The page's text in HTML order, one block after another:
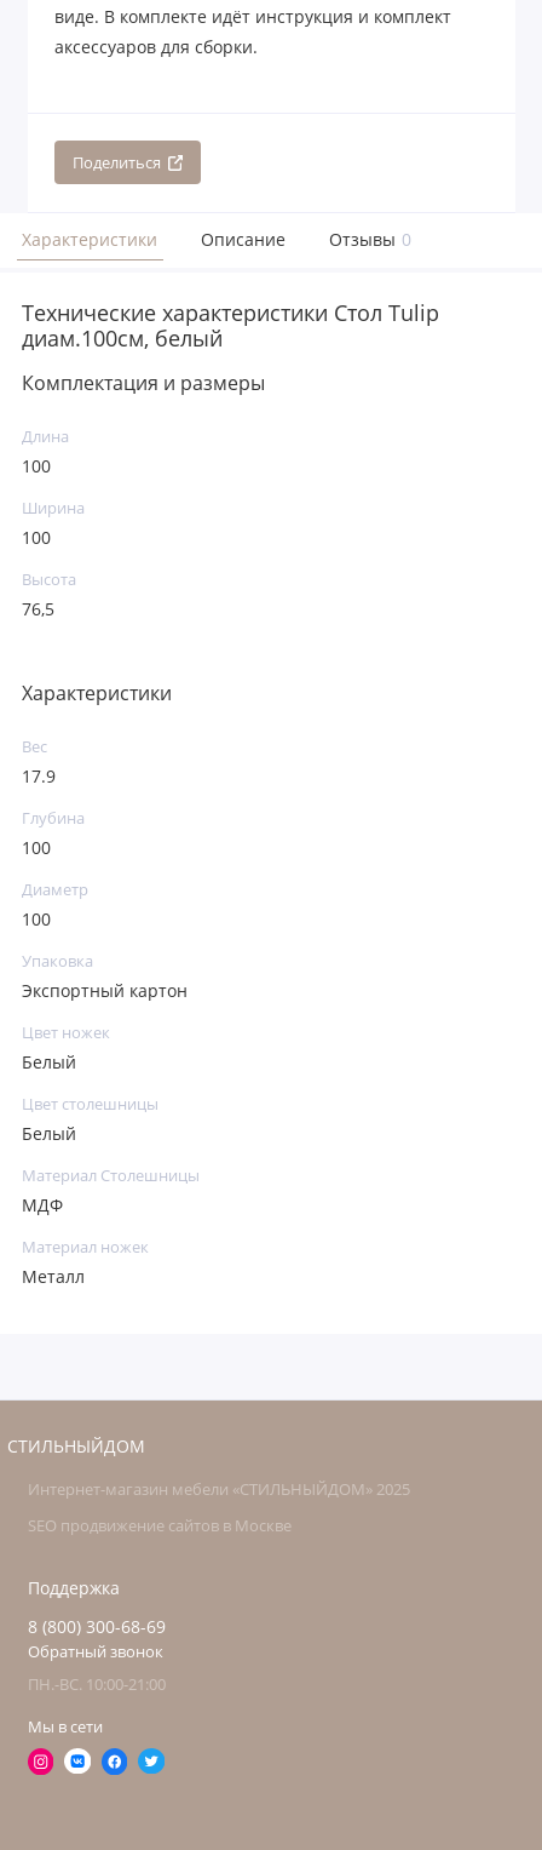
виде. В комплекте идёт инструкция и комплект
аксессуаров для сборки.
Поделиться
Характеристики Описание Отзывы 0
Технические характеристики Стол Tulip
диам.100см, белый
Комплектация и размеры
Длина
100
Ширина
100
Высота
76,5
Характеристики
Вес
17.9
Глубина
100
Диаметр
100
Упаковка
Экспортный картон
Цвет ножек
Белый
Цвет столешницы
Белый
Материал Столешницы
МДФ
Материал ножек
Металл
СТИЛЬНЫЙДОМ
Интернет-магазин мебели «СТИЛЬНЫЙДОМ» 2025
SEO продвижение сайтов в Москве
Поддержка
8 (800) 300-68-69
Обратный звонок
ПН.-ВС. 10:00-21:00
Мы в сети